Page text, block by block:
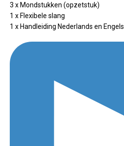
3 x Mondstukken (opzetstuk)
1 x Flexibele slang
1 x Handleiding Nederlands en Engels